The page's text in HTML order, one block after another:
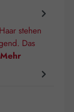
stehen
Das
Mehr